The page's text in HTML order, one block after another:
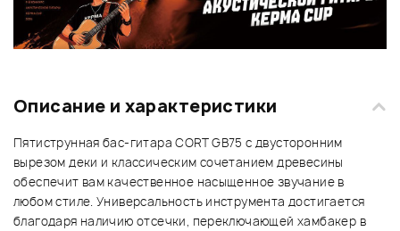
Описание и характеристики
Пятиструнная бас-гитара CORT GB75 с двусторонним
вырезом деки и классическим сочетанием древесины
обеспечит вам качественное насыщенное звучание в
любом стиле. Универсальность инструмента достигается
благодаря наличию отсечки, переключающей хамбакер в